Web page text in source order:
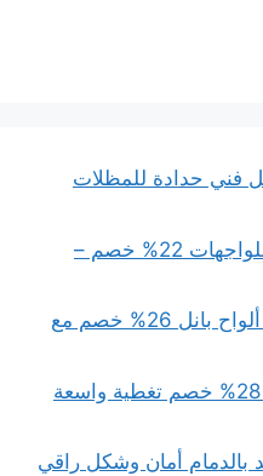
خصم أفضل فني حدادة للمظلات
سواتر حديد مجدول وشرائح للواجهات 22% خصم –
مقاول ساندوتش بانل تركيب ألواح بانل 26% خصم مع
تركيب مظلات اكس بالرياض 28% خصم تغطية واسعة
بالدمام أمان وشكل راقي